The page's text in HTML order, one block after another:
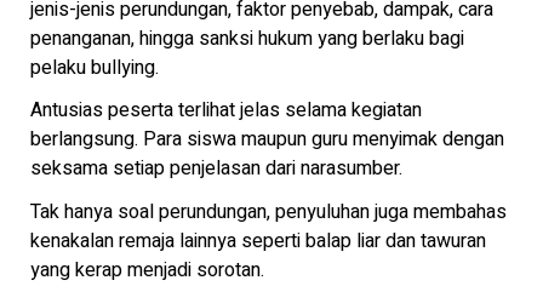
jenis-jenis perundungan, faktor penyebab, dampak, cara
penanganan, hingga sanksi hukum yang berlaku bagi
pelaku bullying.
Antusias peserta terlihat jelas selama kegiatan
berlangsung. Para siswa maupun guru menyimak dengan
seksama setiap penjelasan dari narasumber.
Tak hanya soal perundungan, penyuluhan juga membahas
kenakalan remaja lainnya seperti balap liar dan tawuran
yang kerap menjadi sorotan.